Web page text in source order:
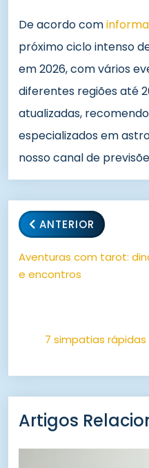
De acordo com
próximo ciclo intenso
em 2026, com vários
diferentes regiões até
atualizadas,
especializados em
nosso canal de
ANTERIOR
Aventuras com tarot:
e encontros
7 simpatias
Artigos